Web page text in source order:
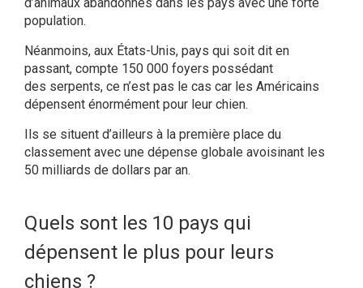
population.
Néanmoins, aux États-Unis, pays qui soit dit en
passant, compte 150 000 foyers possédant
des serpents, ce n’est pas le cas car les Américains
dépensent énormément pour leur chien.
Ils se situent d’ailleurs à la première place du
classement avec une dépense globale avoisinant les
50 milliards de dollars par an.
Quels sont les 10 pays qui
dépensent le plus pour leurs
chiens ?